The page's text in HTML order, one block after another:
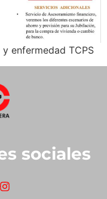
enfermedad TCPS
sociales